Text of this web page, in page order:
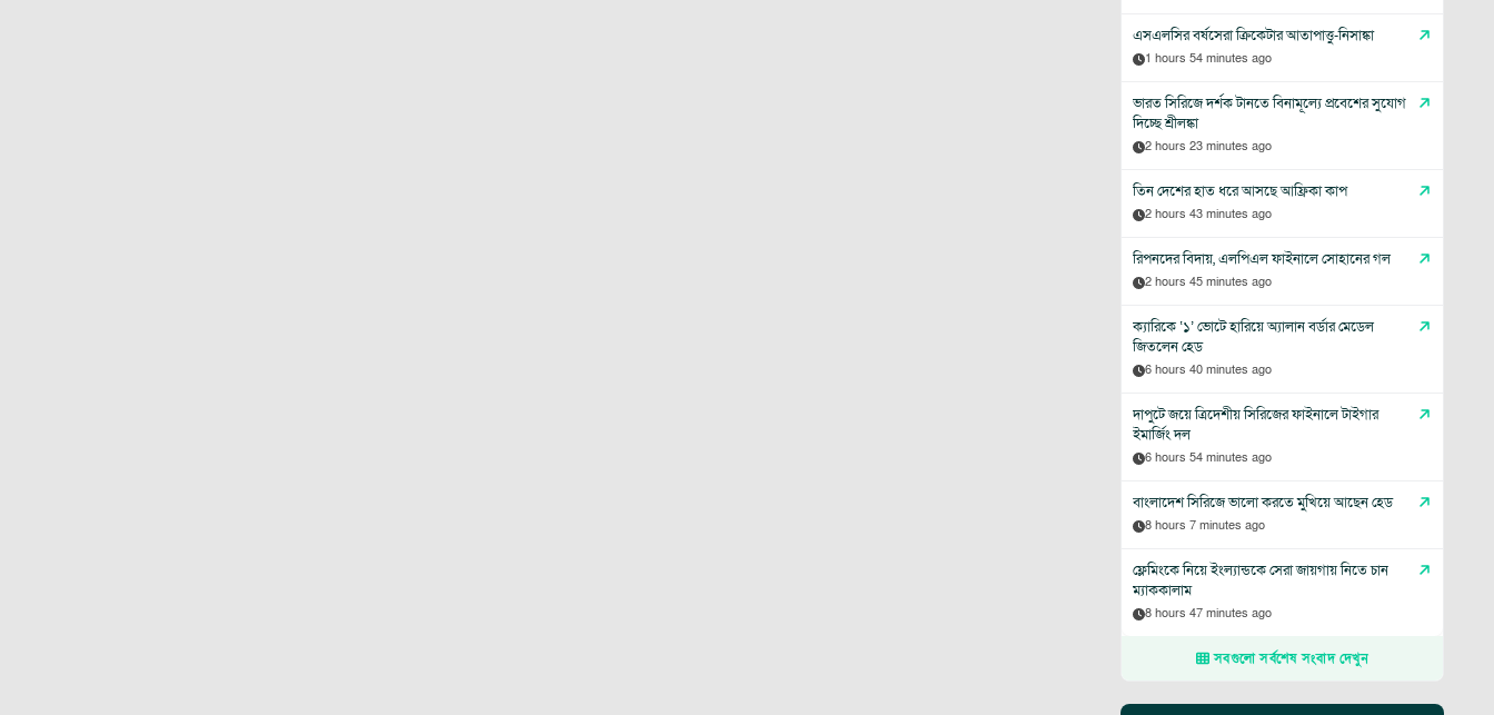
এসএলসির বর্ষসেরা ক্রিকেটার আতাপাত্তু-নিসাঙ্কা
1 hours 54 minutes ago
ভারত সিরিজে দর্শক টানতে বিনামূল্যে প্রবেশের সুযোগ
দিচ্ছে শ্রীলঙ্কা
2 hours 23 minutes ago
তিন দেশের হাত ধরে আসছে আফ্রিকা কাপ
2 hours 43 minutes ago
রিপনদের বিদায়, এলপিএল ফাইনালে সোহানের গল
2 hours 45 minutes ago
ক্যারিকে ‘১’ ভোটে হারিয়ে অ্যালান বর্ডার মেডেল
জিতলেন হেড
6 hours 40 minutes ago
দাপুটে জয়ে ত্রিদেশীয় সিরিজের ফাইনালে টাইগার
ইমার্জিং দল
6 hours 54 minutes ago
বাংলাদেশ সিরিজে ভালো করতে মুখিয়ে আছেন হেড
8 hours 7 minutes ago
ফ্লেমিংকে নিয়ে ইংল্যান্ডকে সেরা জায়গায় নিতে চান
ম্যাককালাম
8 hours 47 minutes ago
সবগুলো সর্বশেষ সংবাদ দেখুন